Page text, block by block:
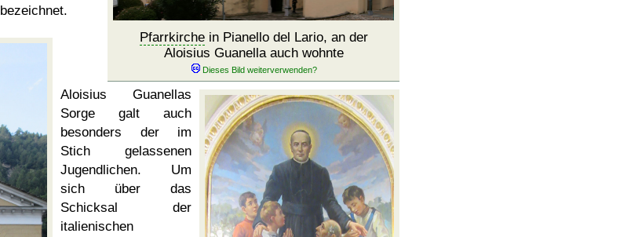
Pfarrkirchein Pianello del Lario, an der
Aloisius Guanella auch wohnte
bezeichnet.
Aloisius Guanellas
Sorge galt auch
besonders der im
Stich gelassenen
Jugendlichen. Um
sich über das
Schicksal der
italienischen